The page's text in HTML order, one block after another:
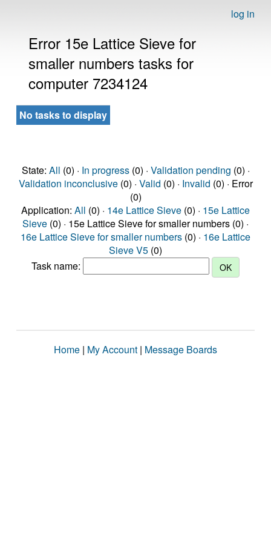
log in
Error 15e Lattice Sieve for
smaller numbers tasks for
computer 7234124
No tasks to display
State: All (0) · In progress(0) · Validation pending (0) ·
Validation inconclusive(0) · Valid (0) · Invalid (0) · Error
(0)
Application: All (0) · 14e Lattice Sieve (0) · 15e Lattice
Sieve (0) · 15e Lattice Sieve for smaller numbers (0) ·
16e Lattice Sieve for smaller numbers (0) · 16e Lattice
Sieve V5 (0)
Task name:
Home | My Account | Message Boards